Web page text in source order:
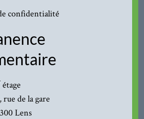
confidentialité
étage
rue de la gare
Lens